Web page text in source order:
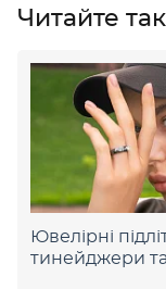
Читайте
Ювелірні
тинейджери